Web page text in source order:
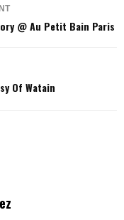
@ Au Petit Bain Paris
Of Watain